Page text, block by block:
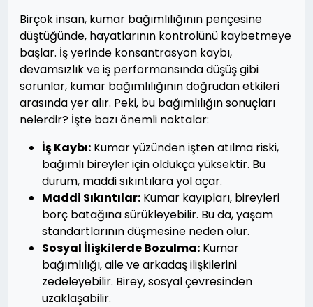
Birçok insan, kumar bağımlılığının pençesine
düştüğünde, hayatlarının kontrolünü kaybetmeye
başlar. İş yerinde konsantrasyon kaybı,
devamsızlık ve iş performansında düşüş gibi
sorunlar, kumar bağımlılığının doğrudan etkileri
arasında yer alır. Peki, bu bağımlılığın sonuçları
nelerdir? İşte bazı önemli noktalar:
İş Kaybı: Kumar yüzünden işten atılma riski,
bağımlı bireyler için oldukça yüksektir. Bu
durum, maddi sıkıntılara yol açar.
Maddi Sıkıntılar: Kumar kayıpları, bireyleri
borç batağına sürükleyebilir. Bu da, yaşam
standartlarının düşmesine neden olur.
Sosyal İlişkilerde Bozulma: Kumar
bağımlılığı, aile ve arkadaş ilişkilerini
zedeleyebilir. Birey, sosyal çevresinden
uzaklaşabilir.